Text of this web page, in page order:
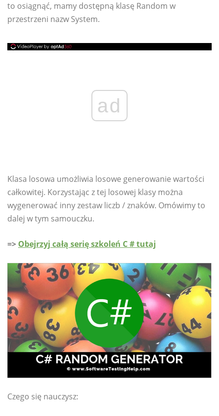
to osiągnąć, mamy dostępną klasę Random w
przestrzeni nazw System.
ad
Klasa losowa umożliwia losowe generowanie wartości
całkowitej. Korzystając z tej losowej klasy można
wygenerować inny zestaw liczb / znaków. Omówimy to
dalej w tym samouczku.
=> Obejrzyj całą serię szkoleń C # tutaj
Czego się nauczysz: